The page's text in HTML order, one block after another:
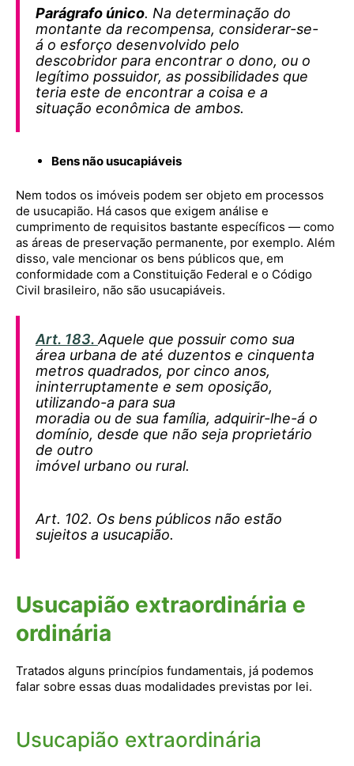
Parágrafo único. Na determinação do
montante da recompensa, considerar-se-
á o esforço desenvolvido pelo
descobridor para encontrar o dono, ou o
legítimo possuidor, as possibilidades que
teria este de encontrar a coisa e a
situação econômica de ambos.
Bens não usucapiáveis
Nem todos os imóveis podem ser objeto em processos
de usucapião. Há casos que exigem análise e
cumprimento de requisitos bastante específicos — como
as áreas de preservação permanente, por exemplo. Além
disso, vale mencionar os bens públicos que, em
conformidade com a Constituição Federal e o Código
Civil brasileiro, não são usucapiáveis.
Art. 183. Aquele que possuir como sua
área urbana de até duzentos e cinquenta
metros quadrados, por cinco anos,
ininterruptamente e sem oposição,
utilizando-a para sua
moradia ou de sua família, adquirir-lhe-á o
domínio, desde que não seja proprietário
de outro
imóvel urbano ou rural.
Art. 102. Os bens públicos não estão
sujeitos a usucapião.
Usucapião extraordinária e
ordinária
Tratados alguns princípios fundamentais, já podemos
falar sobre essas duas modalidades previstas por lei.
Usucapião extraordinária